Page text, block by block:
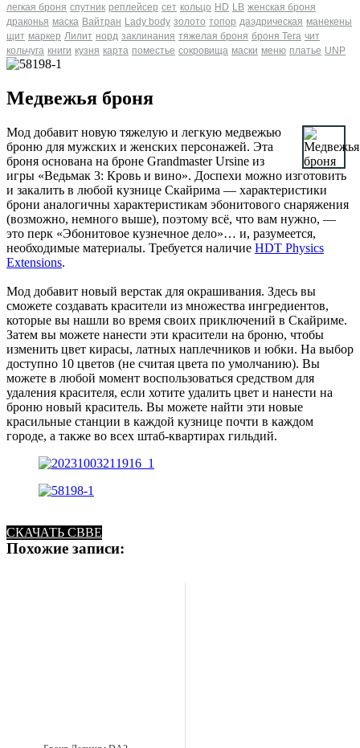
легкая броня спутник реплейсер сет кольцо HD LB женская броня
драконья маска Вайтран Lady body золото топор даэдрическая манекены
щит маркер Лилит норд заклинания тяжелая броня броня Tera чит
кольчуга книги кузня карта поместье сокровища маски меню платье UNP
Медвежья броня
Мод добавит новую тяжелую и легкую медвежью
броню для мужских и женских персонажей. Эта
броня основана на броне Grandmaster Ursine из
игры «Ведьмак 3: Кровь и вино». Доспехи можно изготовить
и закалить в любой кузнице Скайрима — характеристики
брони аналогичны характеристикам эбонитового снаряжения
(возможно, немного выше), поэтому всё, что вам нужно, —
это перк «Эбонитовое кузнечное дело»… и, разумеется,
необходимые материалы. Требуется наличие HDT Physics
Extensions.
Мод добавит новый верстак для окрашивания. Здесь вы
сможете создавать красители из множества ингредиентов,
которые вы нашли во время своих приключений в Скайриме.
Затем вы можете нанести эти красители на броню, чтобы
изменить цвет кирасы, латных наплечников и юбки. На выбор
доступно 10 цветов (не считая цвета по умолчанию). Вы
можете в любой момент воспользоваться средством для
удаления красителя, если хотите удалить цвет и нанести на
броню новый краситель. Вы можете найти эти новые
красильные станции в каждой кузнице почти в каждом
городе, а также во всех штаб-квартирах гильдий.
СКАЧАТЬ CBBE
Похожие записи: